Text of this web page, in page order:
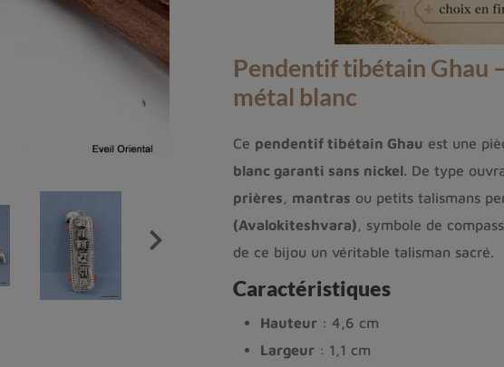

Pendentif tibétain Ghau
métal blanc
Ce pendentif tibétain Ghau est une
blanc garanti sans nickel. De type
prières
mantras ou petits talismans
(Avalokiteshvara) , symbole de
de ce bijou un véritable talisman sacré.
Caractéristiques
Hauteur: 4,6 cm
Largeur: 1,1 cm